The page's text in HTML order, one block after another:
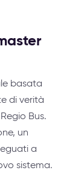
basata
di verità
Bus.
un
a
sistema.